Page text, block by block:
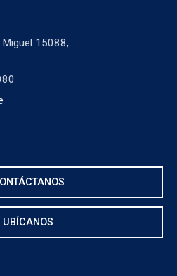
Miguel 15088,
UBÍCANOS